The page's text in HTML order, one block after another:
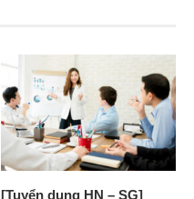
[Tuyển dụng HN – SG]